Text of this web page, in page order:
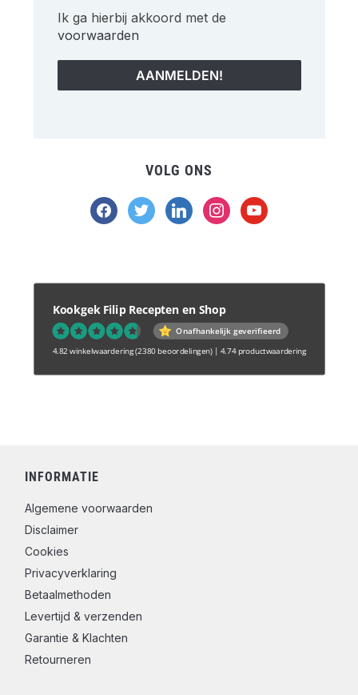
Ik ga hierbij akkoord met de
voorwaarden
VOLG ONS
facebook
twitter linkedininstagramyoutube
Kookgek Filip Recepten en Shop
Onafhankelijk geverifieerd
4.82 winkelwaardering(2380 beoordelingen)| 4.74 productwaardering
INFORMATIE
Algemene voorwaarden
Disclaimer
Cookies
Privacyverklaring
Betaalmethoden
Levertijd & verzenden
Garantie & Klachten
Retourneren